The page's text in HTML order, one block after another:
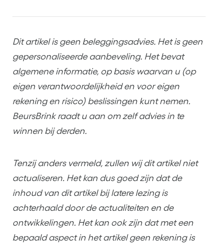
Dit artikel is geen beleggingsadvies. Het is geen
gepersonaliseerde aanbeveling. Het bevat
algemene informatie, op basis waarvan u (op
eigen verantwoordelijkheid en voor eigen
rekening en risico) beslissingen kunt nemen.
BeursBrink raadt u aan om zelf advies in te
winnen bij derden.
Tenzij anders vermeld, zullen wij dit artikel niet
actualiseren. Het kan dus goed zijn dat de
inhoud van dit artikel bij latere lezing is
achterhaald door de actualiteiten en de
ontwikkelingen. Het kan ook zijn dat met een
bepaald aspect in het artikel geen rekening is